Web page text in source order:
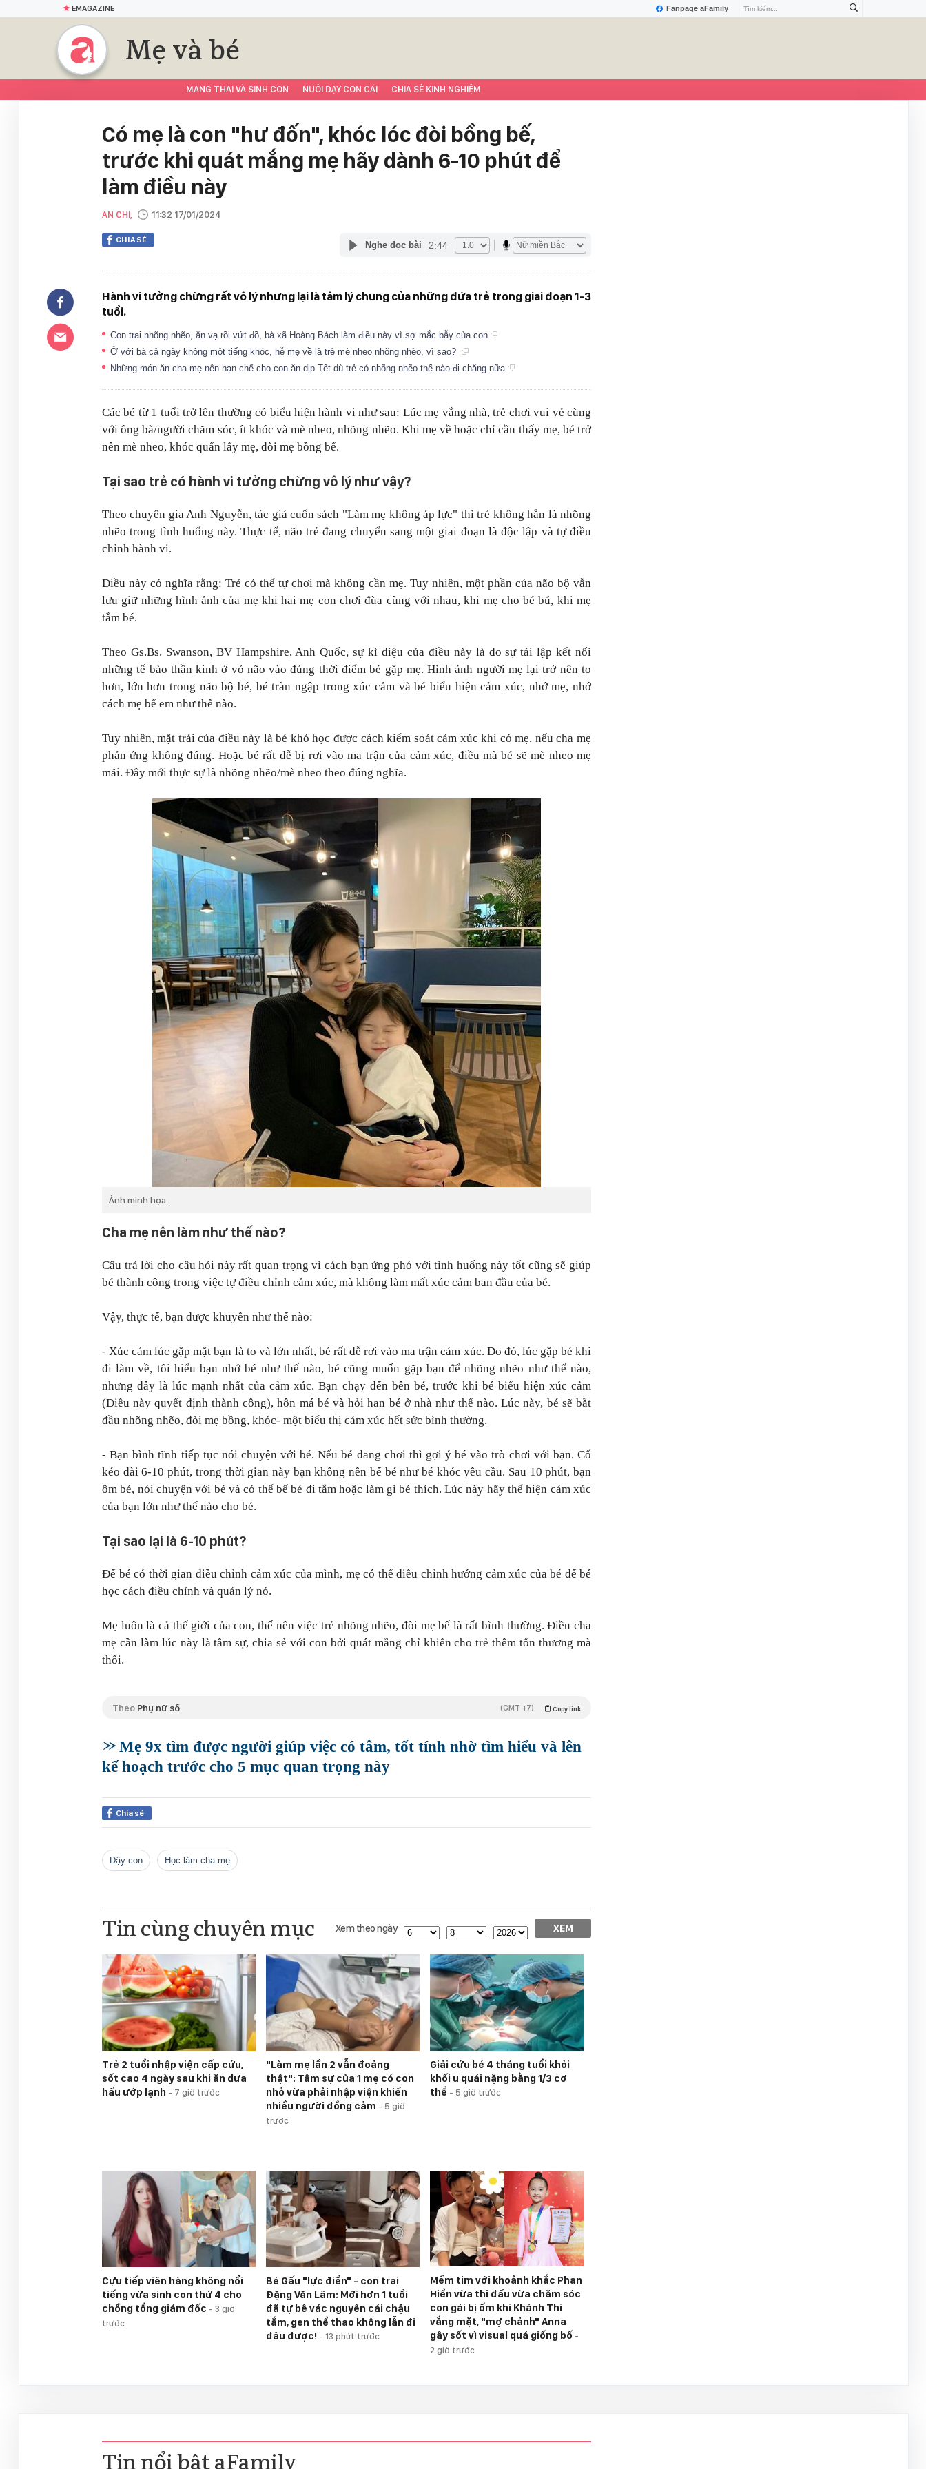
Fanpage aFamily
EMAGAZINE
Mẹ và bé
MANG THAI VÀ SINH CON NUÔI DẠY CON CÁI CHIA SẺ KINH NGHIỆM
Có mẹ là con "hư đốn", khóc lóc đòi bồng bế,
trước khi quát mắng mẹ hãy dành 6-10 phút để
làm điều này
AN CHI, 11:32 17/01/2024
CHIA SẺ Nghe đọc bài 2:44
Hành vi tưởng chừng rất vô lý nhưng lại là tâm lý chung của những đứa trẻ trong giai đoạn 1-3
tuổi.
Con trai nhõng nhẽo, ăn vạ rồi vứt đồ, bà xã Hoàng Bách làm điều này vì sợ mắc bẫy của con
Ở với bà cả ngày không một tiếng khóc, hễ mẹ về là trẻ mè nheo nhõng nhẽo, vì sao?
Những món ăn cha mẹ nên hạn chế cho con ăn dịp Tết dù trẻ có nhõng nhẽo thế nào đi chăng nữa
Các bé từ 1 tuổi trở lên thường có biểu hiện hành vi như sau: Lúc mẹ vắng nhà, trẻ chơi vui vẻ cùng
với ông bà/người chăm sóc, ít khóc và mè nheo, nhõng nhẽo. Khi mẹ về hoặc chỉ cần thấy mẹ, bé trở
nên mè nheo, khóc quấn lấy mẹ, đòi mẹ bồng bế.
Tại sao trẻ có hành vi tưởng chừng vô lý như vậy?
Theo chuyên gia Anh Nguyễn, tác giả cuốn sách "Làm mẹ không áp lực" thì trẻ không hẳn là nhõng
nhẽo trong tình huống này. Thực tế, não trẻ đang chuyển sang một giai đoạn là độc lập và tự điều
chỉnh hành vi.
Điều này có nghĩa rằng: Trẻ có thể tự chơi mà không cần mẹ. Tuy nhiên, một phần của não bộ vẫn
lưu giữ những hình ảnh của mẹ khi hai mẹ con chơi đùa cùng với nhau, khi mẹ cho bé bú, khi mẹ
tắm bé.
Theo Gs.Bs. Swanson, BV Hampshire, Anh Quốc, sự kì diệu của điều này là do sự tái lập kết nối
những tế bào thần kinh ở vỏ não vào đúng thời điểm bé gặp mẹ. Hình ảnh người mẹ lại trở nên to
hơn, lớn hơn trong não bộ bé, bé tràn ngập trong xúc cảm và bé biểu hiện cảm xúc, nhớ mẹ, nhớ
cách mẹ bế em như thế nào.
Tuy nhiên, mặt trái của điều này là bé khó học được cách kiểm soát cảm xúc khi có mẹ, nếu cha mẹ
phản ứng không đúng. Hoặc bé rất dễ bị rơi vào ma trận của cảm xúc, điều mà bé sẽ mè nheo mẹ
mãi. Đây mới thực sự là nhõng nhẽo/mè nheo theo đúng nghĩa.
Ảnh minh họa.
Cha mẹ nên làm như thế nào?
Câu trả lời cho câu hỏi này rất quan trọng vì cách bạn ứng phó với tình huống này tốt cũng sẽ giúp
bé thành công trong việc tự điều chỉnh cảm xúc, mà không làm mất xúc cảm ban đầu của bé.
Vậy, thực tế, bạn được khuyên như thế nào:
- Xúc cảm lúc gặp mặt bạn là to và lớn nhất, bé rất dễ rơi vào ma trận cảm xúc. Do đó, lúc gặp bé khi
đi làm về, tôi hiểu bạn nhớ bé như thế nào, bé cũng muốn gặp bạn để nhõng nhẽo như thế nào,
nhưng đây là lúc mạnh nhất của cảm xúc. Bạn chạy đến bên bé, trước khi bé biểu hiện xúc cảm
(Điều này quyết định thành công), hôn má bé và hỏi han bé ở nhà như thế nào. Lúc này, bé sẽ bắt
đầu nhõng nhẽo, đòi mẹ bồng, khóc- một biểu thị cảm xúc hết sức bình thường.
- Bạn bình tĩnh tiếp tục nói chuyện với bé. Nếu bé đang chơi thì gợi ý bé vào trò chơi với bạn. Cố
kéo dài 6-10 phút, trong thời gian này bạn không nên bế bé như bé khóc yêu cầu. Sau 10 phút, bạn
ôm bé, nói chuyện với bé và có thể bế bé đi tắm hoặc làm gì bé thích. Lúc này hãy thể hiện cảm xúc
của bạn lớn như thế nào cho bé.
Tại sao lại là 6-10 phút?
Để bé có thời gian điều chỉnh cảm xúc của mình, mẹ có thể điều chỉnh hướng cảm xúc của bé để bé
học cách điều chỉnh và quản lý nó.
Mẹ luôn là cả thế giới của con, thế nên việc trẻ nhõng nhẽo, đòi mẹ bế là rất bình thường. Điều cha
mẹ cần làm lúc này là tâm sự, chia sẻ với con bởi quát mắng chỉ khiến cho trẻ thêm tổn thương mà
thôi.
Theo Phụ nữ số Copy link
(GMT +7)
Mẹ 9x tìm được người giúp việc có tâm, tốt tính nhờ tìm hiểu và lên
kế hoạch trước cho 5 mục quan trọng này
Chia sẻ
dậy con Học làm cha mẹ
Tin cùng chuyên mục Xem theo ngày XEM
Trẻ 2 tuổi nhập viện cấp cứu,
sốt cao 4 ngày sau khi ăn dưa
hấu ướp lạnh - 7 giờ trước
"Làm mẹ lần 2 vẫn đoảng
thật": Tâm sự của 1 mẹ có con
nhỏ vừa phải nhập viện khiến
nhiều người đồng cảm - 5 giờ
trước
Giải cứu bé 4 tháng tuổi khỏi
khối u quái nặng bằng 1/3 cơ
thể - 5 giờ trước
Cựu tiếp viên hàng không nổi
tiếng vừa sinh con thứ 4 cho
chồng tổng giám đốc - 3 giờ
trước
Bé Gấu "lực điền" - con trai
Đặng Văn Lâm: Mới hơn 1 tuổi
đã tự bê vác nguyên cái chậu
tắm, gen thể thao không lẫn đi
đâu được! - 13 phút trước
Mềm tim với khoảnh khắc Phan
Hiển vừa thi đấu vừa chăm sóc
con gái bị ốm khi Khánh Thi
vắng mặt, "mợ chảnh" Anna
gây sốt vì visual quá giống bố -
2 giờ trước
Tin nổi bật aFamily